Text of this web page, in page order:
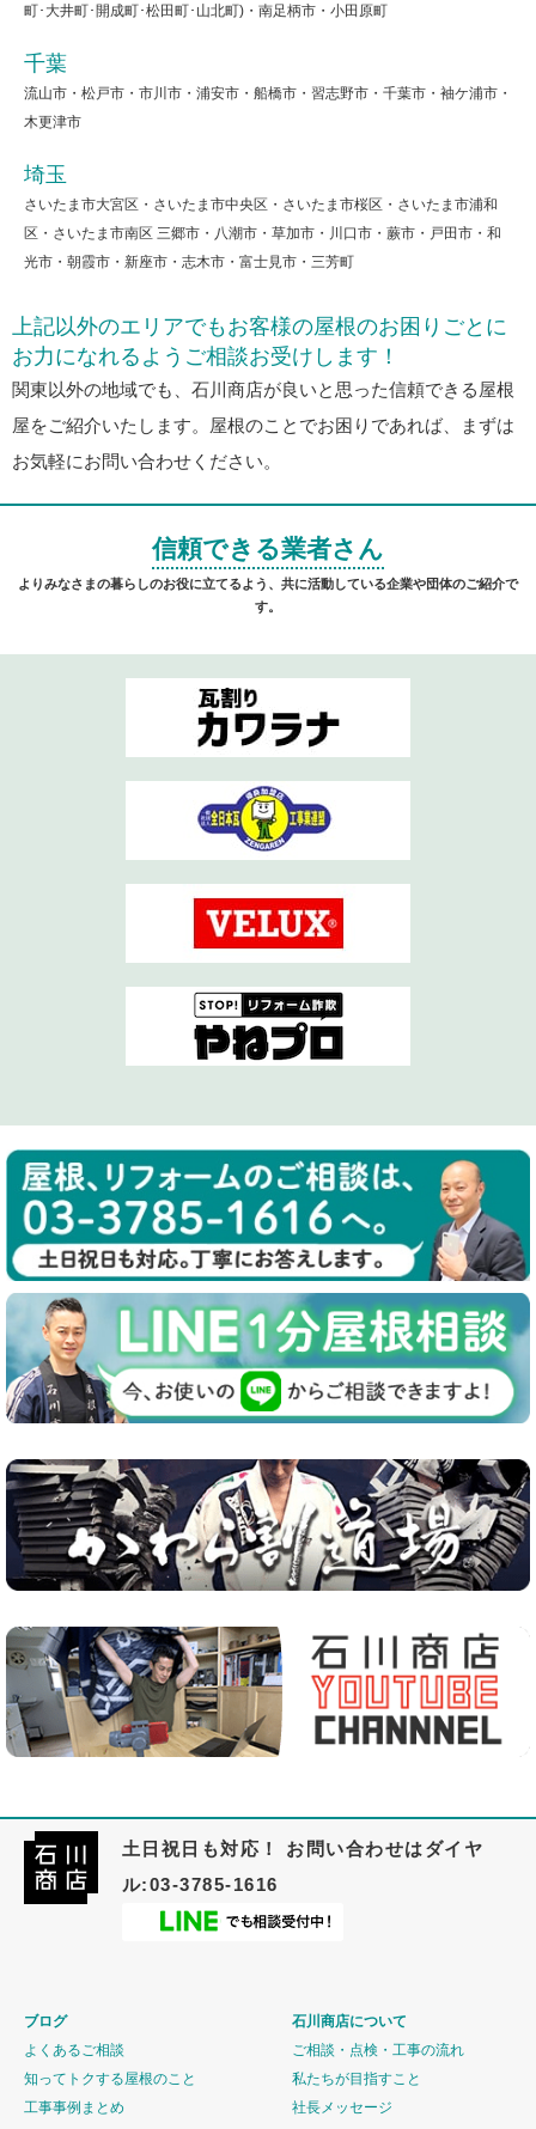
町･大井町･開成町･松田町･山北町)・南足柄市・小田原町
千葉
流山市・松戸市・市川市・浦安市・船橋市・習志野市・千葉市・袖ケ浦市・
木更津市
埼玉
さいたま市大宮区・さいたま市中央区・さいたま市桜区・さいたま市浦和
区・さいたま市南区 三郷市・八潮市・草加市・川口市・蕨市・戸田市・和
光市・朝霞市・新座市・志木市・富士見市・三芳町
上記以外のエリアでもお客様の屋根のお困りごとに
お力になれるようご相談お受けします！
関東以外の地域でも、石川商店が良いと思った信頼できる屋根
屋をご紹介いたします。屋根のことでお困りであれば、まずは
お気軽にお問い合わせください。
信頼できる業者さん
よりみなさまの暮らしのお役に立てるよう、共に活動している企業や団体のご紹介で
す。
土日祝日も対応！ お問い合わせはダイヤ
ル:03-3785-1616
ブログ
よくあるご相談
知ってトクする屋根のこと
工事事例まとめ
石川商店について
ご相談・点検・工事の流れ
私たちが目指すこと
社長メッセージ